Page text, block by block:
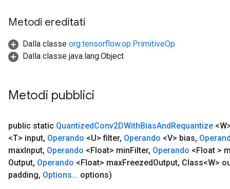
Metodi ereditati
Dalla classe org.tensorflow.op.PrimitiveOp
Dalla classe java.lang.Object
Metodi pubblici
public static QuantizedConv2DWithBiasAndRequantize
<T> input, Operando <U> filter, Operando <V> bias,
maxInput, Operando <Float> minFilter, Operando <Float >
Output, Operando <Float> maxFreezedOutput, Class<W>
padding, Options... options)